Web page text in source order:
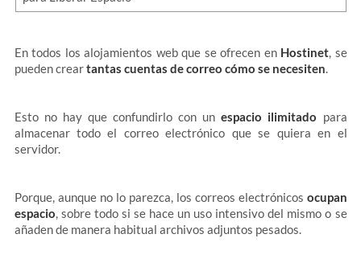
En todos los alojamientos web que se ofrecen en Hostinet, se
pueden creartantas cuentas de correo cómo se necesiten.
Esto no hay que confundirlo con unespacio ilimitado para
almacenar todo el correo electrónico que se quiera en el
servidor.
Porque, aunque no lo parezca, los correos electrónicos ocupan
espacio, sobre todo si se hace un uso intensivo del mismo o se
añaden de manera habitual archivos adjuntos pesados.